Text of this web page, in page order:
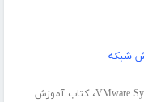
شبکه
،کتاب آموزش